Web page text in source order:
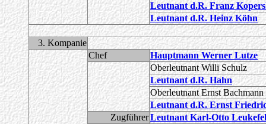
Leutnant d.R. Franz
Leutnant d.R. Heinz Köhn
3. Kompanie
Chef
Hauptmann Werner Lutze
Oberleutnant Willi Schulz
Leutnant d.R. Hahn
Oberleutnant Ernst Bachmann
Leutnant d.R. Ernst
ZugführerLeutnant Karl-Otto